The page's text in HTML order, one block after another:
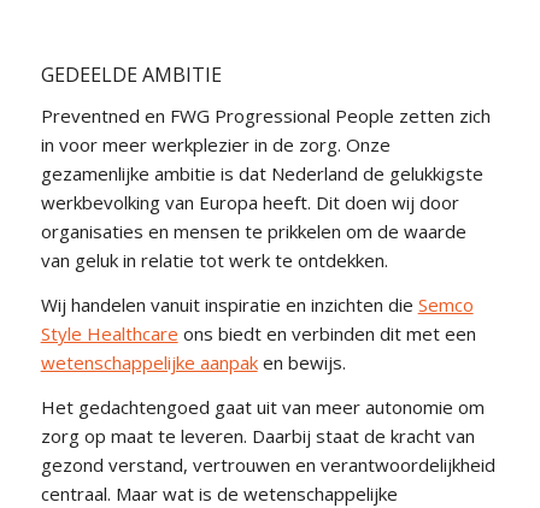
GEDEELDE AMBITIE
Preventned en FWG Progressional People zetten zich
in voor meer werkplezier in de zorg. Onze
gezamenlijke ambitie is dat Nederland de gelukkigste
werkbevolking van Europa heeft. Dit doen wij door
organisaties en mensen te prikkelen om de waarde
van geluk in relatie tot werk te ontdekken.
Wij handelen vanuit inspiratie en inzichten die Semco
Style Healthcare ons biedt en verbinden dit met een
wetenschappelijke aanpaken bewijs.
Het gedachtengoed gaat uit van meer autonomie om
zorg op maat te leveren. Daarbij staat de kracht van
gezond verstand, vertrouwen en verantwoordelijkheid
centraal. Maar wat is de wetenschappelijke